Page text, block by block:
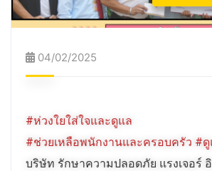
04/02/2025
#ห่วงใยใส่ใจและดูแล
#ช่วยเหลือพนักงานและครอบครัว #ดู
บริษัท รักษาความปลอดภัย แรงเจอร์